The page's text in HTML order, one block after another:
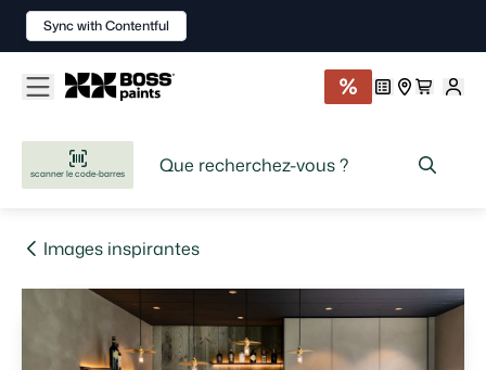
scanner le code-barres
Images inspirantes
Sync with Contentful